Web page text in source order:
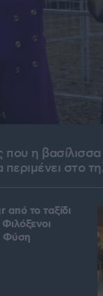
η βασίλισσα
στο
το ταξίδι
Φύση